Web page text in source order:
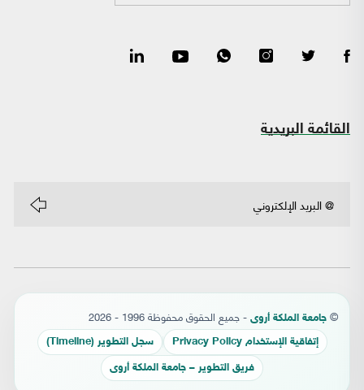
القائمة البريدية
© جامعة الملكة أروى - جميع الحقوق محفوظة 1996 - 2026
إتفاقية الإستخدام Privacy Policy سجل التطوير (Timeline)
فريق التطوير – جامعة الملكة أروى